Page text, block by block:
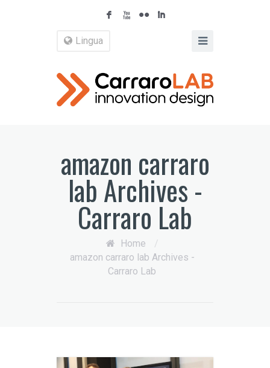
F X N I
Lingua
amazon carraro
lab Archives -
Carraro Lab
Home
/
amazon carraro lab Archives -
Carraro Lab